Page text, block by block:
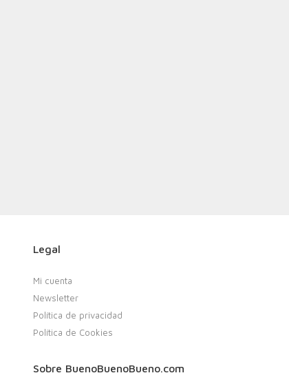
Legal
Mi cuenta
Newsletter
Política de privacidad
Política de Cookies
Sobre BuenoBuenoBueno.com